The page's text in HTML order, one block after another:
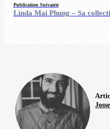
Publication Suivante
Linda Mai Phung – Sa